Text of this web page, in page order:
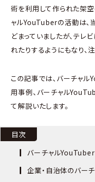
術を利用して作られた架空
ャルYouTuberの活動は、
どまっていましたが、テレ
れたりするようにもなり、
この記事では、バーチャ
用事例、バーチャル
て解説いたします。
目次
バーチャルYouTuber
企業・自治体のバー